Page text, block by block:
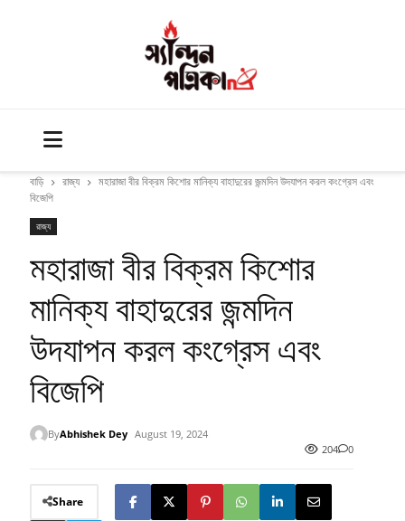
বাড়ি রাজ্য
মহারাজা বীর বিক্রম কিশোর মানিক্য বাহাদুরের জন্মদিন উদযাপন করল কংগ্রেস এবং
বিজেপি
রাজ্য
মহারাজা বীর বিক্রম কিশোর
মানিক্য বাহাদুরের জন্মদিন
উদযাপন করল কংগ্রেস এবং
বিজেপি
ByAbhishek Dey August 19, 2024
204
0
Share